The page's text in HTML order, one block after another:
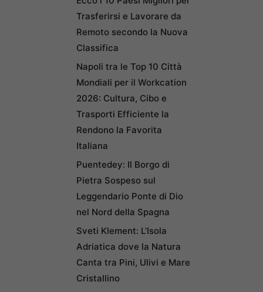
Trasferirsi e Lavorare da
Remoto secondo la Nuova
Classifica
Napoli tra le Top 10 Città
Mondiali per il Workcation
2026: Cultura, Cibo e
Trasporti Efficiente la
Rendono la Favorita
Italiana
Puentedey: Il Borgo di
Pietra Sospeso sul
Leggendario Ponte di Dio
nel Nord della Spagna
Sveti Klement: L’Isola
Adriatica dove la Natura
Canta tra Pini, Ulivi e Mare
Cristallino